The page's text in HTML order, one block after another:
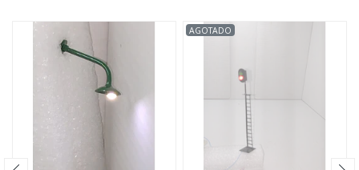
AGOTADO